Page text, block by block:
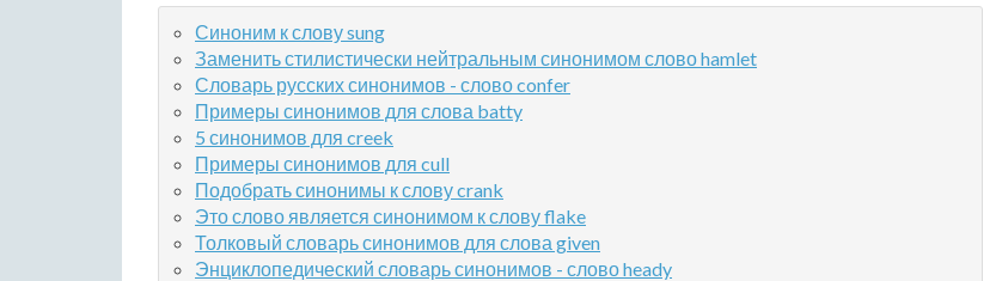
Синоним к слову sung
Заменить стилистически нейтральным синонимом слово hamlet
Словарь русских синонимов - слово confer
Примеры синонимов для слова batty
5 синонимов для creek
Примеры синонимов для cull
Подобрать синонимы к слову crank
Это слово является синонимом к слову flake
Толковый словарь синонимов для слова given
Энциклопедический словарь синонимов - слово heady